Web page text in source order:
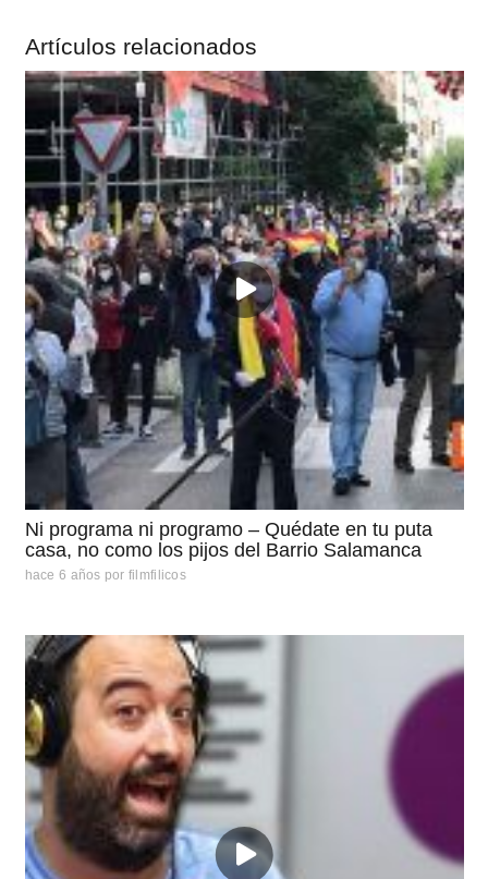
Artículos relacionados
Ni programa ni programo – Quédate en tu puta
casa, no como los pijos del Barrio Salamanca
hace 6 años por filmfilicos